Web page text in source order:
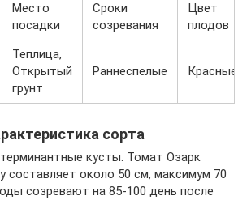
Место
посадки
Сроки
созревания
Цвет
плодов
Теплица,
Открытый
грунт
Раннеспелые Красные
сорта
кусты. Томат Озарк
составляет около 50 см, максимум 70
созревают на 85-100 день после